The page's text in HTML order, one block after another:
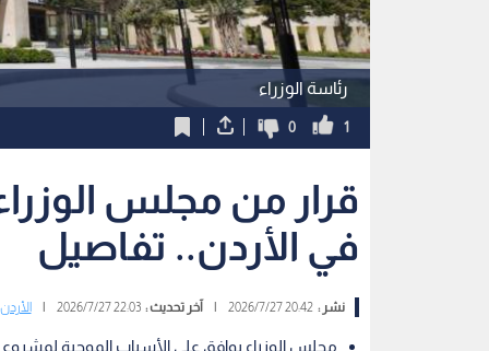
رئاسة الوزراء
1
0
قرار من مجلس
في الأردن.. تفاصيل
نشر :20:42 2026/7/27 آخر تحديث :22:03 2026/7/27 الأردن